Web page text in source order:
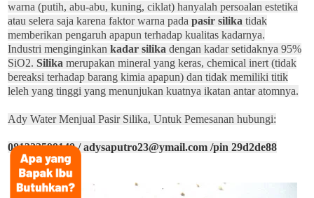
warna (putih, abu-abu, kuning, ciklat) hanyalah persoalan estetika
atau selera saja karena faktor warna padapasir silika tidak
memberikan pengaruh apapun terhadap kualitas kadarnya.
Industri menginginkankadar silika dengan kadar setidaknya 95%
SiO2.Silika merupakan mineral yang keras, chemical inert (tidak
bereaksi terhadap barang kimia apapun) dan tidak memiliki titik
leleh yang tinggi yang menunjukan kuatnya ikatan antar atomnya.
Ady Water Menjual Pasir Silika, Untuk Pemesanan hubungi:
081322599149 / adysaputro23@ymail.com /pin 29d2de88